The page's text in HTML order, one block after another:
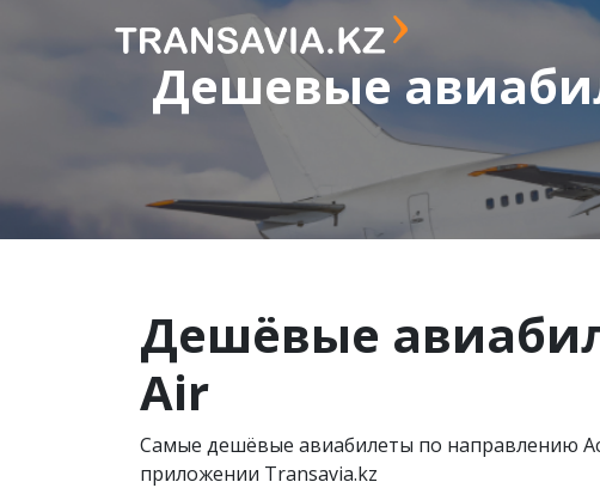
Дешевые
Дешёвые
Air
Самые дешёвые авиабилеты по направлению
приложении Transavia.kz